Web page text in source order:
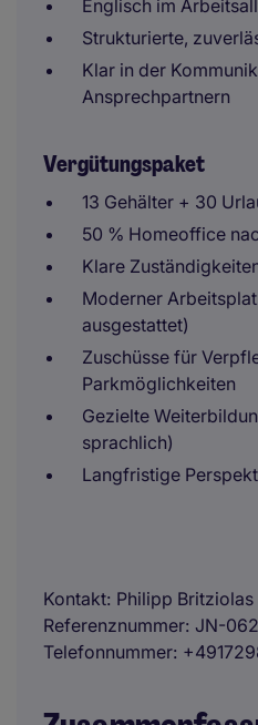
Englisch im
Strukturierte,
Klar in der
Ansprechpartnern
Vergütungspaket
13 Gehälter + 30
50 % Homeoffice
Klare
Moderner
ausgestattet)
Zuschüsse für
Parkmöglichkeiten
Gezielte
sprachlich)
Langfristige
Kontakt Philipp Britziolas
Referenznummer JN-
Telefonnummer